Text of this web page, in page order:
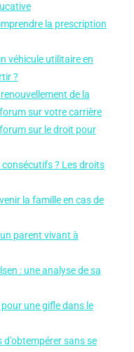
la prescription
véhicule utilitaire en
?
de la
sur votre carrière
sur le droit pour
? Les droits
la famille en cas de
parent vivant à
: une analyse de sa
une gifle dans le
sans se